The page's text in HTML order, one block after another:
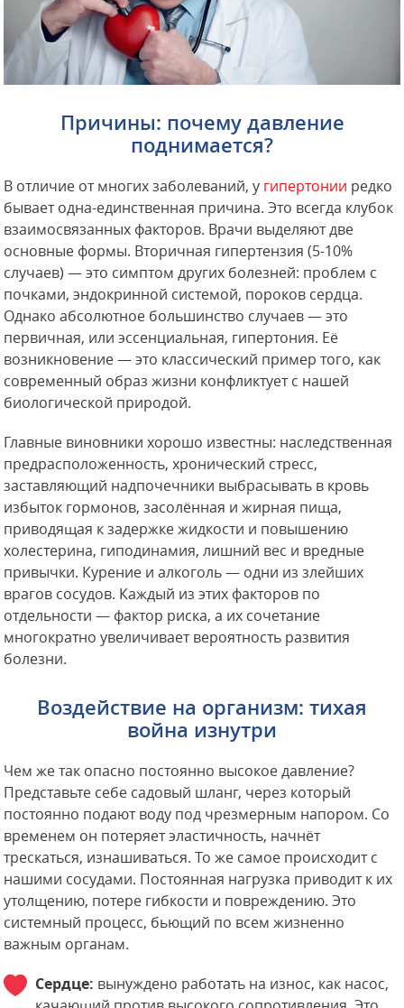
Причины: почему давление
поднимается?
В отличие от многих заболеваний, у гипертонии редко
бывает одна-единственная причина. Это всегда клубок
взаимосвязанных факторов. Врачи выделяют две
основные формы. Вторичная гипертензия (5-10%
случаев) — это симптом других болезней: проблем с
почками, эндокринной системой, пороков сердца.
Однако абсолютное большинство случаев — это
первичная, или эссенциальная, гипертония. Её
возникновение — это классический пример того, как
современный образ жизни конфликтует с нашей
биологической природой.
Главные виновники хорошо известны: наследственная
предрасположенность, хронический стресс,
заставляющий надпочечники выбрасывать в кровь
избыток гормонов, засолённая и жирная пища,
приводящая к задержке жидкости и повышению
холестерина, гиподинамия, лишний вес и вредные
привычки. Курение и алкоголь — одни из злейших
врагов сосудов. Каждый из этих факторов по
отдельности — фактор риска, а их сочетание
многократно увеличивает вероятность развития
болезни.
Воздействие на организм: тихая
война изнутри
Чем же так опасно постоянно высокое давление?
Представьте себе садовый шланг, через который
постоянно подают воду под чрезмерным напором. Со
временем он потеряет эластичность, начнёт
трескаться, изнашиваться. То же самое происходит с
нашими сосудами. Постоянная нагрузка приводит к их
утолщению, потере гибкости и повреждению. Это
системный процесс, бьющий по всем жизненно
важным органам.
Сердце: вынуждено работать на износ, как насос,